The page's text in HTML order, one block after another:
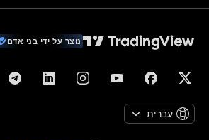
נוצר על ידי בני אדם
עברית